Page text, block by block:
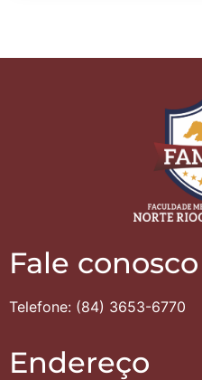
Fale conosco
Telefone: (84) 3653-6770
Endereço